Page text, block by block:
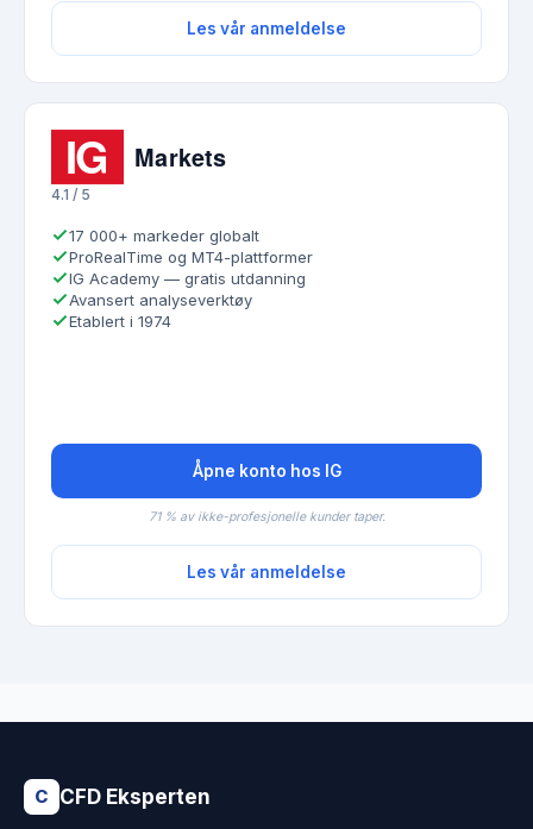
Les vår anmeldelse
4.1 / 5
17 000+ markeder globalt
ProRealTime og MT4-plattformer
IG Academy — gratis utdanning
Avansert analyseverktøy
Etablert i 1974
Åpne konto hos IG
71 % av ikke-profesjonelle kunder taper.
Les vår anmeldelse
C CFD Eksperten